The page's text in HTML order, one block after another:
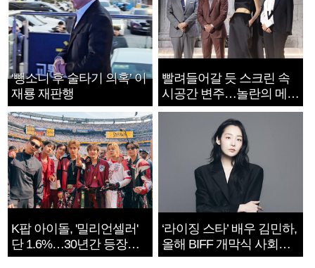
‘뺑소니 후 술타기 의혹’ 이
재룡 재판행
빨려들어갈 듯 스크린 속
시공간 변주…놀란의 메시
지는 ‘전쟁 속죄’
K팝 아이돌, '밀리언셀러'
단 1.6%…30년간 등장
1182개팀 전수조사
‘라이징 스타’ 배우 김민하,
올해 BIFF 개막식 사회자
확정